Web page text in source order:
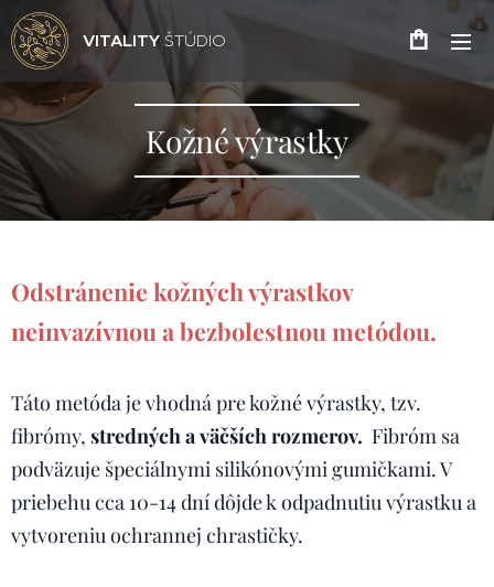
VITALITY ŠTÚDIO
Kožné výrastky
Odstránenie kožných výrastkov
neinvazívnou a bezbolestnou metódou.
Táto metóda je vhodná pre kožné výrastky, tzv.
fibrómy, stredných aväčších rozmerov. Fibróm sa
podväzuje špeciálnymi silikónovými gumičkami. V
priebehu cca 10-14 dní dôjde k odpadnutiu výrastku a
vytvoreniu ochrannej chrastičky.